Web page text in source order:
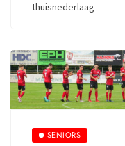
thuisnederlaag
SENIORS